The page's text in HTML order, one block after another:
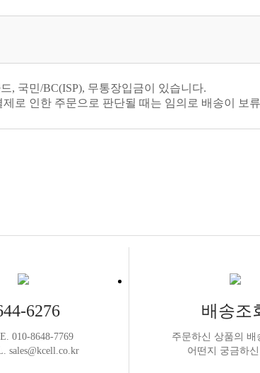
, 국민/BC(ISP), 무통장입금이 있습니다.
로 인한 주문으로 판단될 때는 임의로 배송이 보
6276
010-8648-7769
sales@kcell.co.kr
배송조
주문하신 상품의 배
어떤지 궁금하